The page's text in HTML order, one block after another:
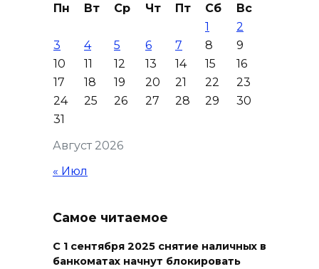
Август 2026
Пн Вт Ср Чт Пт Сб
Вс
1
2
3
4 5 6 7 8
9
10
11 12 13 14 15
16
17
18 19 20 21 22
23
24
25 26 27 28 29
30
31
« Июл
Самое читаемое
С 1 сентября 2025 снятие наличных в
банкоматах начнут блокировать